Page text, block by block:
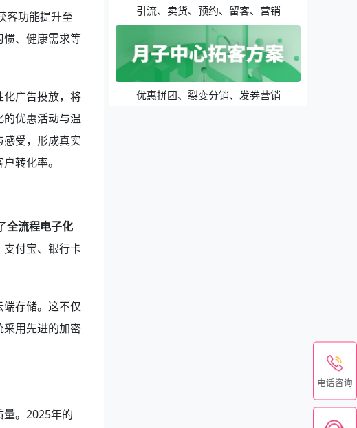
客功能提升至
、健康需求等
广告投放，将
优惠活动与温
受，形成真实
转化率。
全流程电子化
付宝、银行卡
存储。这不仅
用先进的加密
。2025年的
引流、卖货、预约、留客、营销
优惠拼团、裂变分销、发券营销
电话咨询